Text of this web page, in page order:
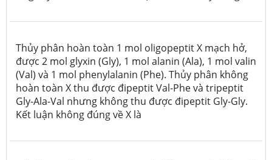
Thủy phân hoàn toàn 1 mol oligopeptit X mạch hở,
được 2 mol glyxin (Gly), 1 mol alanin (Ala), 1 mol valin
(Val) và 1 mol phenylalanin (Phe). Thủy phân không
hoàn toàn X thu được đipeptit Val-Phe và tripeptit
Gly-Ala-Val nhưng không thu được đipeptit Gly-Gly.
Kết luận không đúng về X là